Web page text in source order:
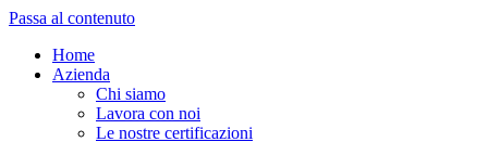
Passa al contenuto
Home
Azienda
Chi siamo
Lavora con noi
Le nostre certificazioni